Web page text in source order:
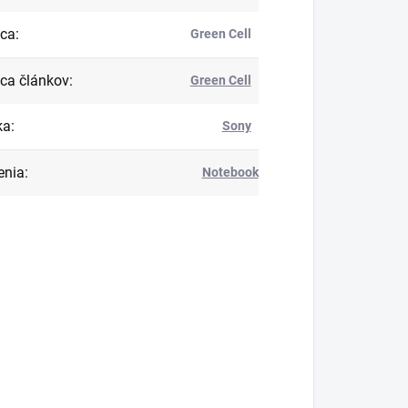
: Green Cell
článkov: Green Cell
: Sony
: Notebook